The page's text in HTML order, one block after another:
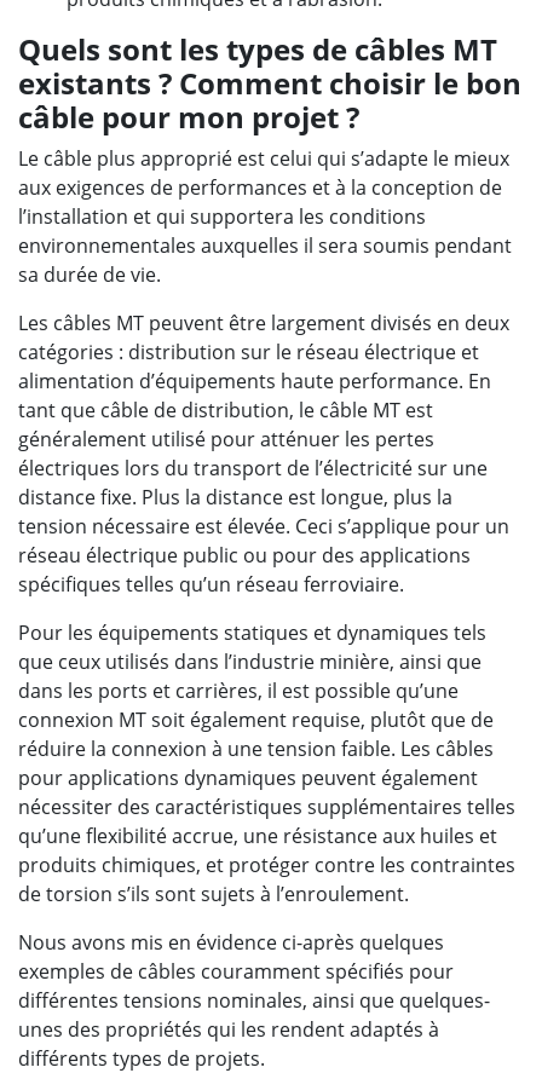
Quels sont les types de câbles MT
existants ? Comment choisir le bon
câble pour mon projet ?
Le câble plus approprié est celui qui s’adapte le mieux
aux exigences de performances et à la conception de
l’installation et qui supportera les conditions
environnementales auxquelles il sera soumis pendant
sa durée de vie.
Les câbles MT peuvent être largement divisés en deux
catégories : distribution sur le réseau électrique et
alimentation d’équipements haute performance. En
tant que câble de distribution, le câble MT est
généralement utilisé pour atténuer les pertes
électriques lors du transport de l’électricité sur une
distance fixe. Plus la distance est longue, plus la
tension nécessaire est élevée. Ceci s’applique pour un
réseau électrique public ou pour des applications
spécifiques telles qu’un réseau ferroviaire.
Pour les équipements statiques et dynamiques tels
que ceux utilisés dans l’industrie minière, ainsi que
dans les ports et carrières, il est possible qu’une
connexion MT soit également requise, plutôt que de
réduire la connexion à une tension faible. Les câbles
pour applications dynamiques peuvent également
nécessiter des caractéristiques supplémentaires telles
qu’une flexibilité accrue, une résistance aux huiles et
produits chimiques, et protéger contre les contraintes
de torsion s’ils sont sujets à l’enroulement.
Nous avons mis en évidence ci-après quelques
exemples de câbles couramment spécifiés pour
différentes tensions nominales, ainsi que quelques-
unes des propriétés qui les rendent adaptés à
différents types de projets.